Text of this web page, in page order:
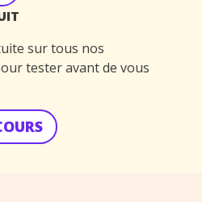
sur tous nos
tester avant de vous